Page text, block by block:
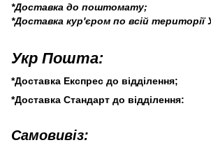
*Доставка до поштомату;
*Доставка кур'єром по всій території
Укр Пошта:
*Доставка Експрес до відділення;
*Доставка Стандарт до відділення:
Самовивіз: